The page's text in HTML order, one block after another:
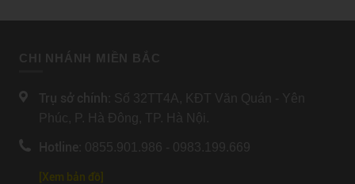
CHI NHÁNH MIỀN BẮC
Trụ sở chính: Số 32TT4A, KĐT Văn Quán - Yên
Phúc, P. Hà Đông, TP. Hà Nội.
Hotline: 0855.901.986 - 0983.199.669
[Xem bản đồ]